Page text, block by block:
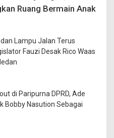
Ruang Bermain Anak
Lampu Jalan Terus
Fauzi Desak Rico Waas
di Paripurna DPRD, Ade
Bobby Nasution Sebagai